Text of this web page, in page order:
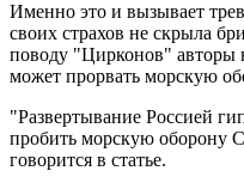
Именно это и вызывает
своих страхов не скрыла
поводу "Цирконов" авторы
может прорвать морскую
"Развертывание Россией
пробить морскую оборону
говорится в статье.